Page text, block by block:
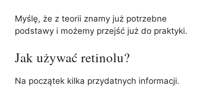
Myślę, że z teorii znamy już potrzebne
podstawy i możemy przejść już do praktyki.
Jak używać retinolu?
Na początek kilka przydatnych informacji.